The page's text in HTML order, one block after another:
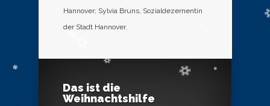
Hannover; Sylvia Bruns, Sozialdezernentin
der Stadt Hannover.
Das ist die
Weihnachtshilfe